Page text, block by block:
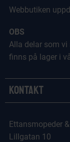
Webbutiken
OBS
Alla delar som
finns på lager i
Kontakt
Ettansmopeder
Lillgatan 10